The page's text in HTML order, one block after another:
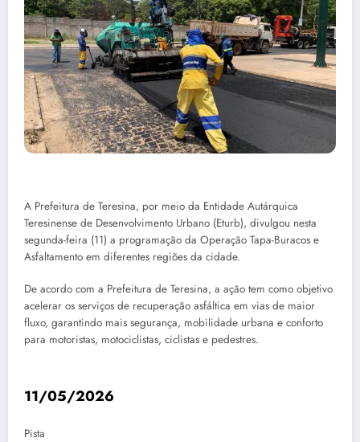
A Prefeitura de Teresina, por meio da Entidade Autárquica
Teresinense de Desenvolvimento Urbano (Eturb), divulgou nesta
segunda-feira (11) a programação da Operação Tapa-Buracos e
Asfaltamento em diferentes regiões da cidade.
De acordo com a Prefeitura de Teresina, a ação tem como objetivo
acelerar os serviços de recuperação asfáltica em vias de maior
fluxo, garantindo mais segurança, mobilidade urbana e conforto
para motoristas, motociclistas, ciclistas e pedestres.
11/05/2026
Pista